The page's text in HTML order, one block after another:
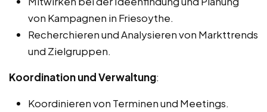
von Kampagnen in Friesoythe.
Recherchieren und Analysieren von Markttrends
und Zielgruppen.
Koordination und Verwaltung:
Koordinieren von Terminen und Meetings.